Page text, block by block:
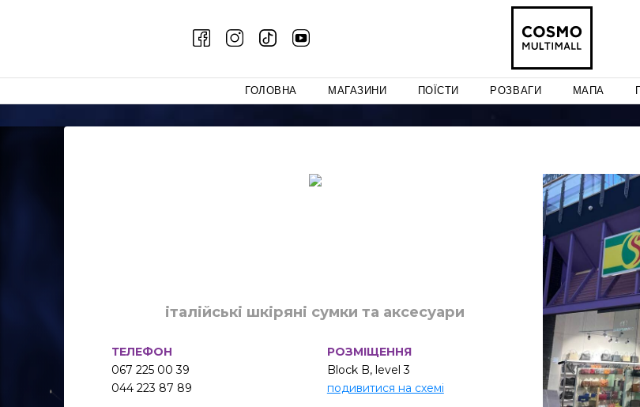
ГОЛОВНА МАГАЗИНИ ПОЇСТИ РОЗВАГИ МАПА
італійські шкіряні сумки та аксесуари
ТЕЛЕФОН
067 225 00 39
044 223 87 89
РОЗМІЩЕННЯ
Block B, level 3
подивитися на схемі